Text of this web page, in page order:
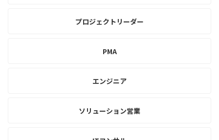
プロジェクトリーダー
PMA
エンジニア
ソリューション営業